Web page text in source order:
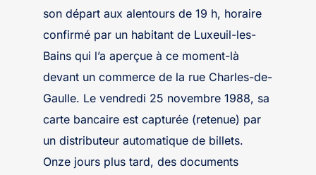
son départ aux alentours de 19 h, horaire
confirmé par un habitant de Luxeuil-les-
Bains qui l’a aperçue à ce moment-là
devant un commerce de la rue Charles-de-
Gaulle. Le vendredi 25 novembre 1988, sa
carte bancaire est capturée (retenue) par
un distributeur automatique de billets.
Onze jours plus tard, des documents